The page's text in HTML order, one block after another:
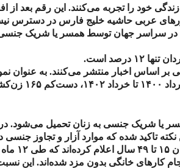
خود را تجربه می‌کنند. این رقم بعد از
عربی حاشیه خلیج فارس در دسترس
سراسر جهان توسط همسر یا شریک جنسی
تنها ۱۲ درصد است.
بر اساس اخبار منتشر می‌کنند. به عنوان
۱۴۰۰ تا خرداد ۱۴۰۲، دست‌کم ۱۶۵
یا شریک جنسی به زنان تحمیل می‌شود.
تاکید شده که موارد آزار و تجاوز جنسی
۱۵ تا ۴۹ سال اعلام کرده‌اند که طی ۱۲
کارهای خانگی بدون مزد شده‌اند. این